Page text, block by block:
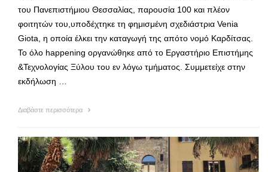
του Πανεπιστήμιου Θεσσαλίας, παρουσία 100 και πλέον
φοιτητών του,υποδέχτηκε τη φημισμένη σχεδιάστρια Venia
Giota, η οποία έλκει την καταγωγή της απότο νομό Καρδίτσας.
Το όλο happening οργανώθηκε από το Εργαστήριο Επιστήμης
&Τεχνολογίας Ξύλου του εν λόγω τμήματος. Συμμετείχε στην
εκδήλωση …
Διαβάστε περισσότερα